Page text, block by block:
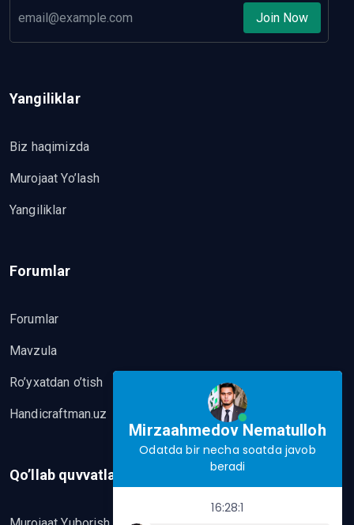
Join Now
Yangiliklar
Biz haqimizda
Murojaat Yo’lash
Yangiliklar
Forumlar
Forumlar
Mavzula
Ro’yxatdan o’tish
Handicraftman.uz
Qo’llab quvvatlash
Mirzaahmedov Nematulloh
Odatda bir necha soatda javob
beradi
16:28:1